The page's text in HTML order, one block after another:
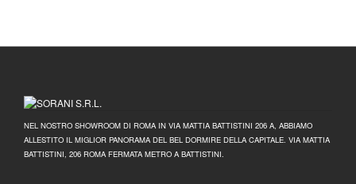
NEL NOSTRO SHOWROOM DI ROMA IN VIA MATTIA BATTISTINI 206 A, ABBIAMO
ALLESTITO IL MIGLIOR PANORAMA DEL BEL DORMIRE DELLA CAPITALE. VIA MATTIA
BATTISTINI, 206 ROMA FERMATA METRO A BATTISTINI.